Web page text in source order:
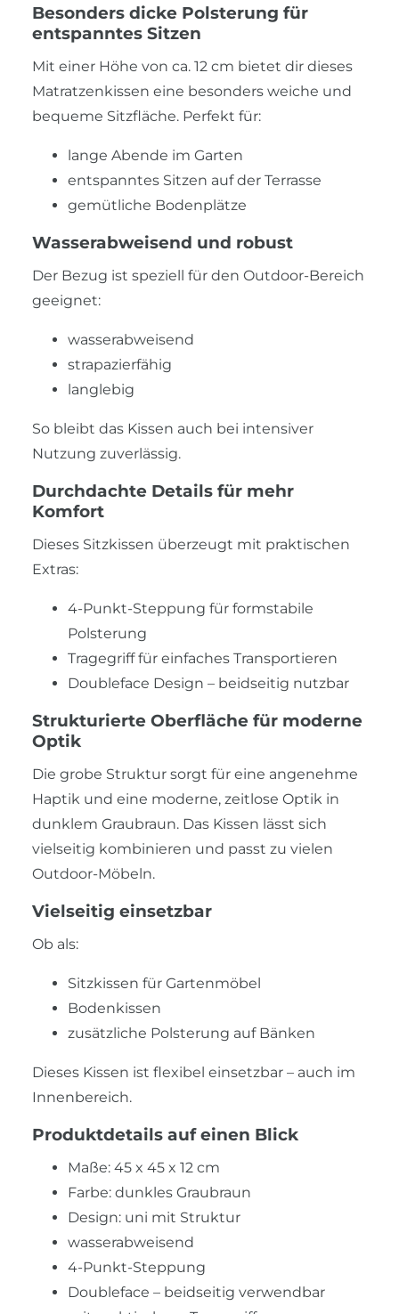
Besonders dicke Polsterung für
entspanntes Sitzen
Mit einer Höhe von ca. 12 cm bietet dir dieses
Matratzenkissen eine besonders weiche und
bequeme Sitzfläche. Perfekt für:
lange Abende im Garten
entspanntes Sitzen auf der Terrasse
gemütliche Bodenplätze
Wasserabweisend und robust
Der Bezug ist speziell für den Outdoor-Bereich
geeignet:
wasserabweisend
strapazierfähig
langlebig
So bleibt das Kissen auch bei intensiver
Nutzung zuverlässig.
Durchdachte Details für mehr
Komfort
Dieses Sitzkissen überzeugt mit praktischen
Extras:
4-Punkt-Steppung für formstabile
Polsterung
Tragegriff für einfaches Transportieren
Doubleface Design – beidseitig nutzbar
Strukturierte Oberfläche für moderne
Optik
Die grobe Struktur sorgt für eine angenehme
Haptik und eine moderne, zeitlose Optik in
dunklem Graubraun. Das Kissen lässt sich
vielseitig kombinieren und passt zu vielen
Outdoor-Möbeln.
Vielseitig einsetzbar
Ob als:
Sitzkissen für Gartenmöbel
Bodenkissen
zusätzliche Polsterung auf Bänken
Dieses Kissen ist flexibel einsetzbar – auch im
Innenbereich.
Produktdetails auf einen Blick
Maße: 45 x 45 x 12 cm
Farbe: dunkles Graubraun
Design: uni mit Struktur
wasserabweisend
4-Punkt-Steppung
Doubleface – beidseitig verwendbar